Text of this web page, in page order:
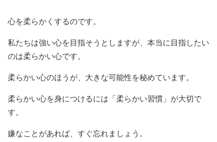
心を柔らかくするのです。
私たちは強い心を目指そうとしますが、本当に目指したい
のは柔らかい心です。
柔らかい心のほうが、大きな可能性を秘めています。
柔らかい心を身につけるには「柔らかい習慣」が大切で
す。
嫌なことがあれば、すぐ忘れましょう。